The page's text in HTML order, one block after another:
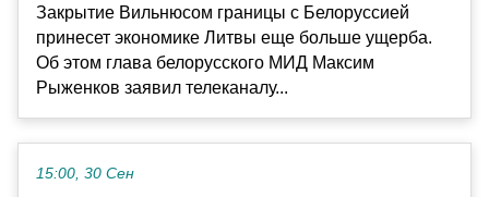
Закрытие Вильнюсом границы с Белоруссией
принесет экономике Литвы еще больше ущерба.
Об этом глава белорусского МИД Максим
Рыженков заявил телеканалу...
15:00, 30 Сен